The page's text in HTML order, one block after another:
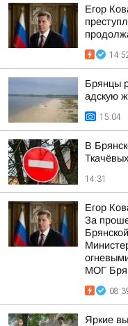
Егор
Брянцы
адскую
15:04
В
14:31
Егор
За
МОГ
Яркие